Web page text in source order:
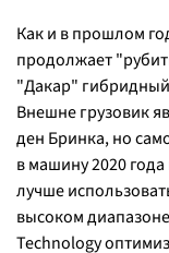
Как и в прошлом
продолжает
"Дакар"
Внешне грузовик
ден Бринка, но
в машину 2020
лучше
высоком
Technology